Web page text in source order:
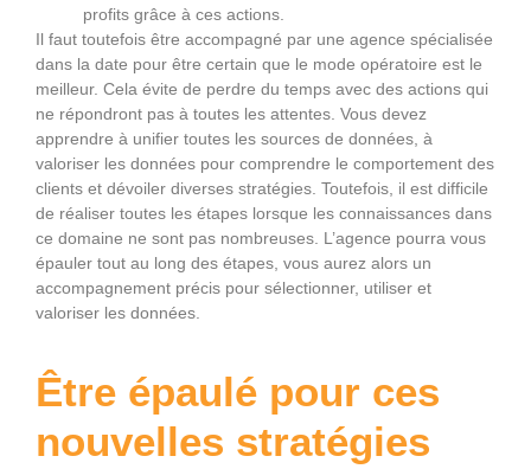
profits grâce à ces actions.
Il faut toutefois être accompagné par une agence spécialisée
dans la date pour être certain que le mode opératoire est le
meilleur. Cela évite de perdre du temps avec des actions qui
ne répondront pas à toutes les attentes. Vous devez
apprendre à unifier toutes les sources de données, à
valoriser les données pour comprendre le comportement des
clients et dévoiler diverses stratégies. Toutefois, il est difficile
de réaliser toutes les étapes lorsque les connaissances dans
ce domaine ne sont pas nombreuses. L’agence pourra vous
épauler tout au long des étapes, vous aurez alors un
accompagnement précis pour sélectionner, utiliser et
valoriser les données.
Être épaulé pour ces
nouvelles stratégies